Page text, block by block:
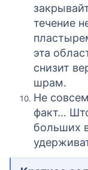
течение
эта
снизит
шрам.
Не
факт…
больших